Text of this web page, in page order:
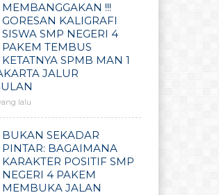
MEMBANGGAKAN !!!
GORESAN KALIGRAFI
SISWA SMP NEGERI 4
PAKEM TEMBUS
KETATNYA SPMB MAN 1
JALUR
lalu
BUKAN SEKADAR
PINTAR: BAGAIMANA
KARAKTER POSITIF SMP
NEGERI 4 PAKEM
MEMBUKA JALAN